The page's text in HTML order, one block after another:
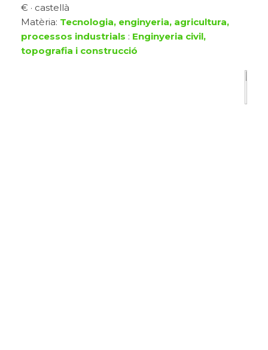
€ · castellà
Matèria: Tecnologia, enginyeria, agricultura,
processos industrials : Enginyeria civil,
topografia i construcció